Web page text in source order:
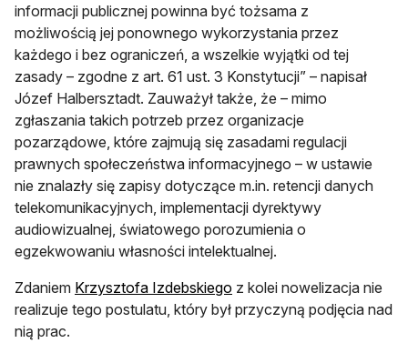
informacji publicznej powinna być tożsama z
możliwością jej ponownego wykorzystania przez
każdego i bez ograniczeń, a wszelkie wyjątki od tej
zasady – zgodne z art. 61 ust. 3 Konstytucji” – napisał
Józef Halbersztadt. Zauważył także, że – mimo
zgłaszania takich potrzeb przez organizacje
pozarządowe, które zajmują się zasadami regulacji
prawnych społeczeństwa informacyjnego – w ustawie
nie znalazły się zapisy dotyczące m.in. retencji danych
telekomunikacyjnych, implementacji dyrektywy
audiowizualnej, światowego porozumienia o
egzekwowaniu własności intelektualnej.
Zdaniem Krzysztofa Izdebskiego otwiera się w nowej karcie
z kolei nowelizacja nie
realizuje tego postulatu, który był przyczyną podjęcia nad
nią prac.